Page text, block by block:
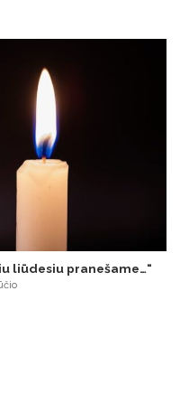
liūdesiu pranešame…“